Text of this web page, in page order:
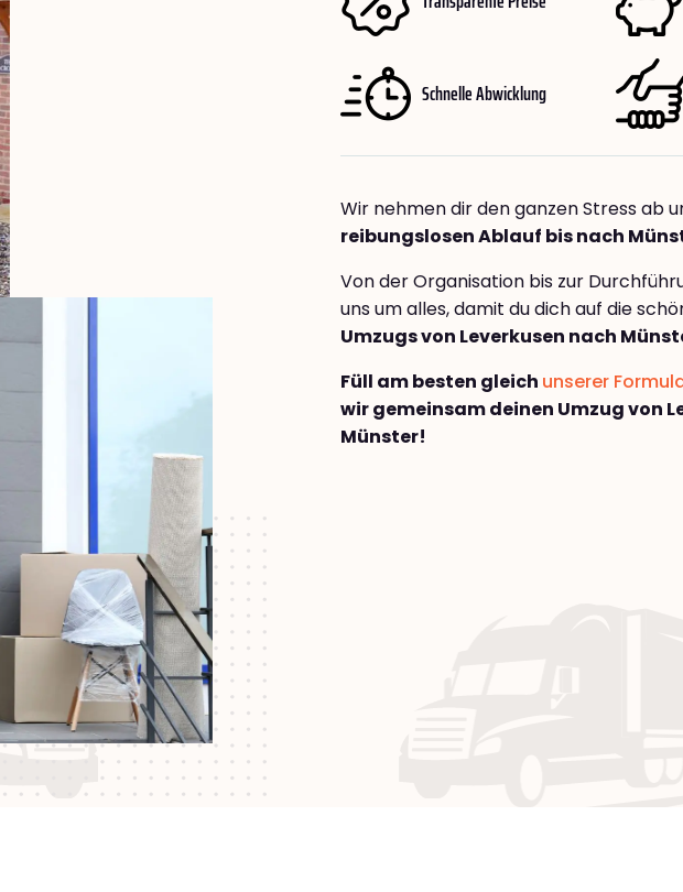
Schnelle Abwicklung
Wir nehmen dir den ganzen Stress ab
reibungslosen Ablauf bis nach
Von der Organisation bis zur
uns um alles, damit du dich auf die
Umzugs von Leverkusen nach
Füll am besten gleich unserer
wir gemeinsam deinen Umzug von
Münster!